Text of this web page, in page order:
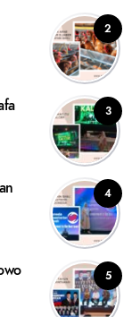
2
3
4
5